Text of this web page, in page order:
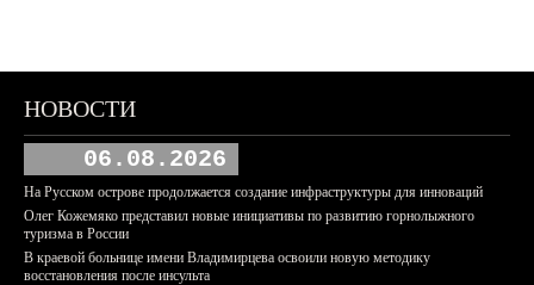
НОВОСТИ
06.08.2026
На Русском острове продолжается создание инфраструктуры для инноваций
Олег Кожемяко представил новые инициативы по развитию горнолыжного
туризма в России
В краевой больнице имени Владимирцева освоили новую методику
восстановления после инсульта